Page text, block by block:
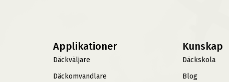
Applikationer
Däckväljare
Däckomvandlare
Kunskap
Däckskola
Blog